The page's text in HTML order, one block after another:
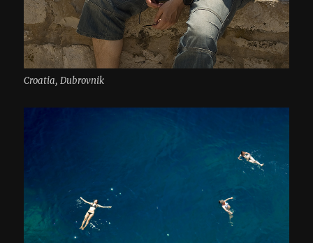
Croatia, Dubrovnik